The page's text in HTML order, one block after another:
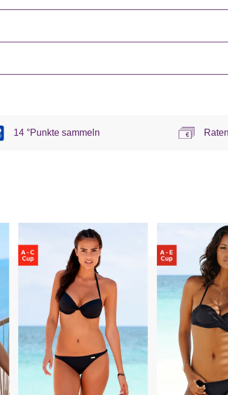
14 °Punkte sammeln